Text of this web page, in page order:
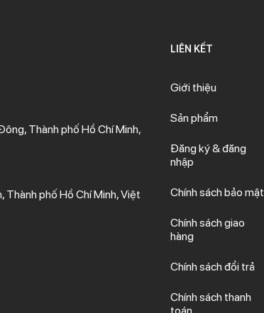
Thành phố Hồ Chí Minh,
Thành phố Hồ Chí Minh, Việt
LIÊN KẾT
Giới thiệu
Sản phẩm
Đăng ký & đăng
nhập
Chính sách bảo mật
Chính sách giao
hàng
Chính sách đổi trả
Chính sách thanh